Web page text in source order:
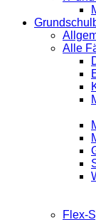
Alle
Flex-